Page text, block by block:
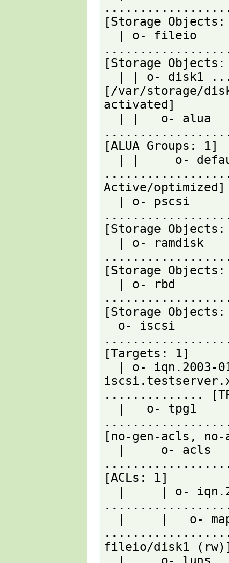
[Storage
[Storage
[/var/storage/
activated]
[ALUA Groups: 1]
Active/optimized]
[Storage
[Storage
[Storage
[Targets: 1]
..............
[no-gen-acls, no-
[ACLs: 1]
fileio/disk1